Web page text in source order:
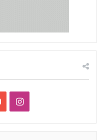
YouTubeInstagram